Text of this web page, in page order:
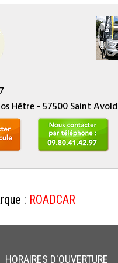
Hêtre - 57500 Saint Avold
: ROADCAR
HORAIRES D'OUVERTURE